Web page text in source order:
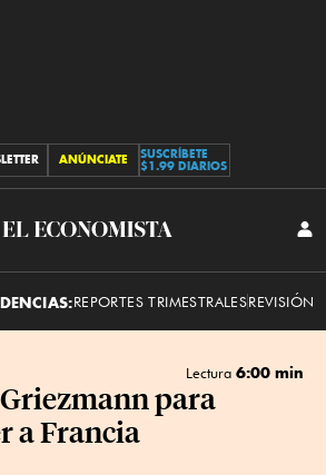
ANÚNCIATE
SUSCRÍBETE
$1.99 DIARIOS
El
REPORTES TRIMESTRALESREVISIÓN
Lectura 6:00 min
para
a Francia